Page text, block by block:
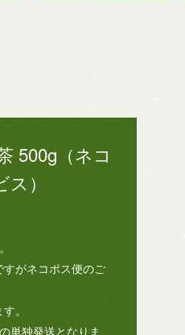
500g（ネコ
）
がネコポス便のご
。
単独発送となりま